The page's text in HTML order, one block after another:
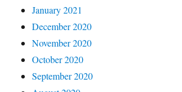
January 2021
December 2020
November 2020
October 2020
September 2020